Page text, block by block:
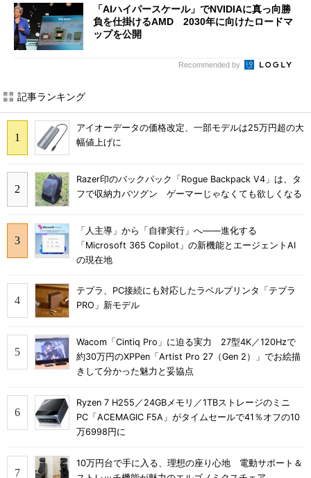
「AIハイパースケール」でNVIDIAに真っ向勝
負を仕掛けるAMD 2030年に向けたロードマ
ップを公開
Recommended by
記事ランキング
アイオーデータの価格改定、一部モデルは25万円超の大
幅値上げに
Razer印のバックパック「Rogue Backpack V4」は、タ
フで収納力バツグン ゲーマーじゃなくても欲しくなる
「人主導」から「自律実行」へ――進化する
「Microsoft 365 Copilot」の新機能とエージェントAI
の現在地
テプラ、PC接続にも対応したラベルプリンタ「テプラ
PRO」新モデル
Wacom「Cintiq Pro」に迫る実力 27型4K／120Hzで
約30万円のXPPen「Artist Pro 27（Gen 2）」でお絵描
きして分かった魅力と妥協点
Ryzen 7 H255／24GBメモリ／1TBストレージのミニ
PC「ACEMAGIC F5A」がタイムセールで41％オフの10
万6998円に
10万円台で手に入る、理想の座り心地 電動サポート＆